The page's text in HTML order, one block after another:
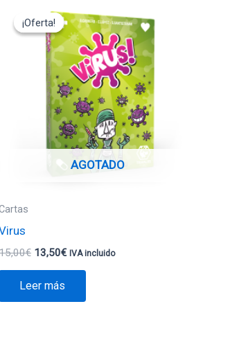
¡Oferta!
AGOTADO
¡Oferta!
€
precio
original
era:
15,00€.
13,50€
precio
actual
es:
13,50€.
IVA incluido
Leer más